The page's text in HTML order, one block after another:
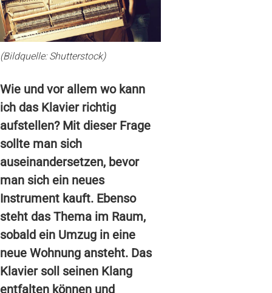
(Bildquelle: Shutterstock)
Wie und vor allem wo kann
ich das Klavier richtig
aufstellen? Mit dieser Frage
sollte man sich
auseinandersetzen, bevor
man sich ein neues
Instrument kauft. Ebenso
steht das Thema im Raum,
sobald ein Umzug in eine
neue Wohnung ansteht. Das
Klavier soll seinen Klang
entfalten können und